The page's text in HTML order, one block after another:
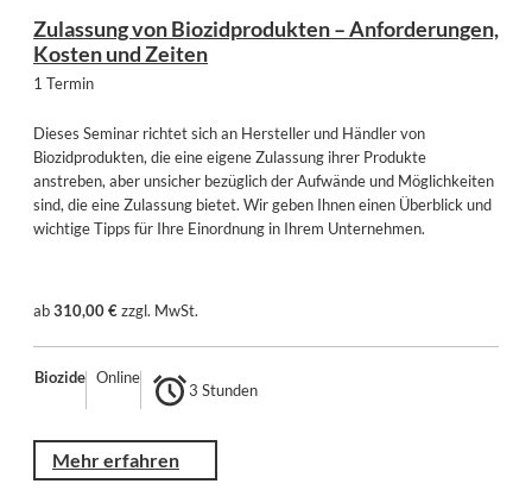
Zulassung von Biozidprodukten – Anforderungen,
Kosten und Zeiten
1 Termin
Dieses Seminar richtet sich an Hersteller und Händler von
Biozidprodukten, die eine eigene Zulassung ihrer Produkte
anstreben, aber unsicher bezüglich der Aufwände und Möglichkeiten
sind, die eine Zulassung bietet. Wir geben Ihnen einen Überblick und
wichtige Tipps für Ihre Einordnung in Ihrem Unternehmen.
ab310,00 €zzgl. MwSt.
Biozide Online
3 Stunden
Mehr erfahren